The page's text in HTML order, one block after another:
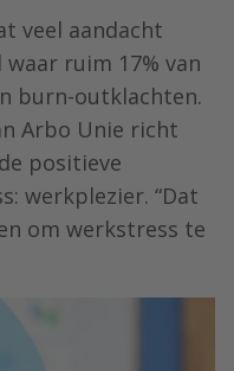
veel aandacht
ruim 17% van
burn-outklachten.
Arbo Unie richt
positieve
werkplezier. “Dat
om werkstress te